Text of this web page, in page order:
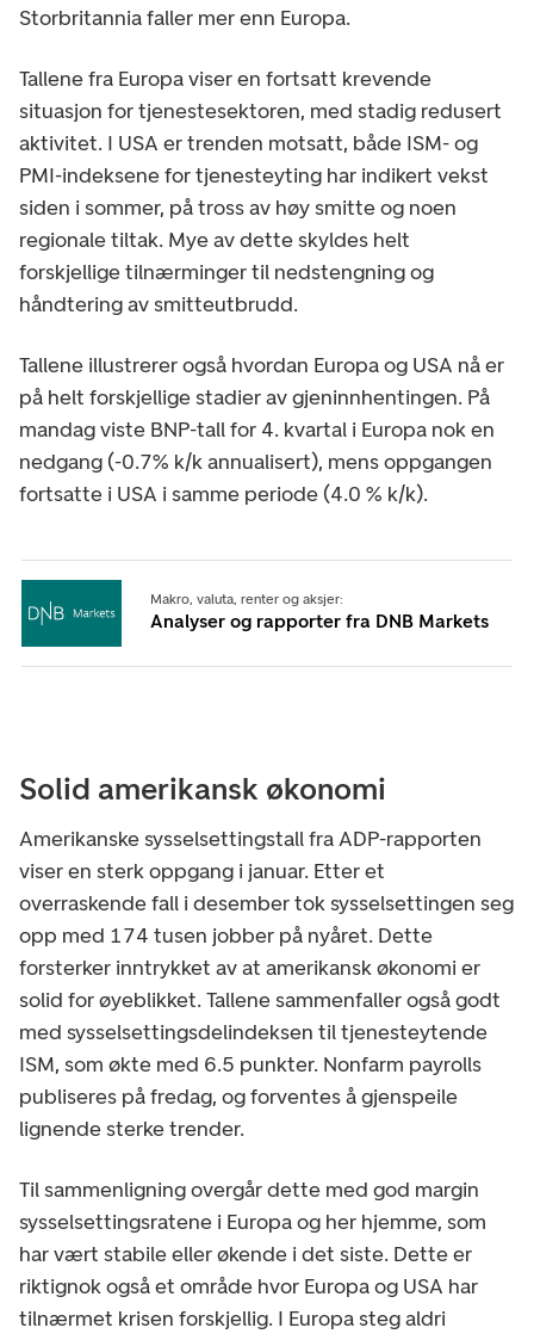
Storbritannia faller mer enn Europa.
Tallene fra Europa viser en fortsatt krevende
situasjon for tjenestesektoren, med stadig redusert
aktivitet. I USA er trenden motsatt, både ISM- og
PMI-indeksene for tjenesteyting har indikert vekst
siden i sommer, på tross av høy smitte og noen
regionale tiltak. Mye av dette skyldes helt
forskjellige tilnærminger til nedstengning og
håndtering av smitteutbrudd.
Tallene illustrerer også hvordan Europa og USA nå er
på helt forskjellige stadier av gjeninnhentingen. På
mandag viste BNP-tall for 4. kvartal i Europa nok en
nedgang (-0.7% k/k annualisert), mens oppgangen
fortsatte i USA i samme periode (4.0 % k/k).
Makro, valuta, renter og aksjer:
Analyser og rapporter fra DNB Markets
Solid amerikansk økonomi
Amerikanske sysselsettingstall fra ADP-rapporten
viser en sterk oppgang i januar. Etter et
overraskende fall i desember tok sysselsettingen seg
opp med 174 tusen jobber på nyåret. Dette
forsterker inntrykket av at amerikansk økonomi er
solid for øyeblikket. Tallene sammenfaller også godt
med sysselsettingsdelindeksen til tjenesteytende
ISM, som økte med 6.5 punkter. Nonfarm payrolls
publiseres på fredag, og forventes å gjenspeile
lignende sterke trender.
Til sammenligning overgår dette med god margin
sysselsettingsratene i Europa og her hjemme, som
har vært stabile eller økende i det siste. Dette er
riktignok også et område hvor Europa og USA har
tilnærmet krisen forskjellig. I Europa steg aldri